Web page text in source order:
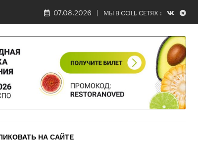
07.08.2026 МЫ В СОЦ. СЕТЯХ :
НА САЙТЕ